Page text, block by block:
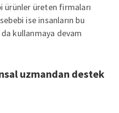
ürünler üreten firmaları
ise insanların bu
kullanmaya devam
uzmandan destek